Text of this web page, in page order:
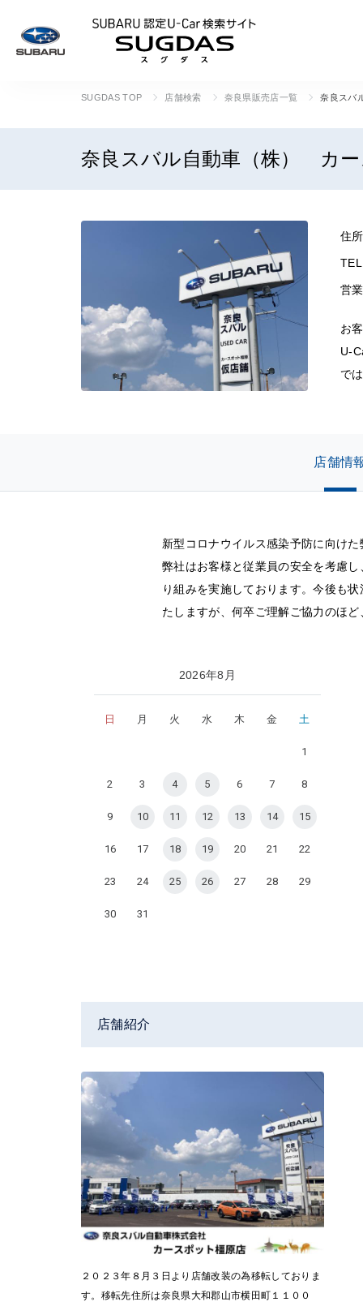
SUGDAS TOP 店舗検索 奈良県販売店一覧 奈良スバ
奈良スバル自動車（株） カ
住所
TEL
営
お
U-
で
店舗情
新型コロナウイルス感染予防に向け
弊社はお客様と従業員の安全を考慮
り組みを実施しております。今後も
たしますが、何卒ご理解ご協力のほ
2026年8月
日 月 火 水 木 金 土
1
2 3 4 5 6 7 8
9 10 11 12 13 14 15
16 17 18 19 20 21 22
23 24 25 26 27 28 29
30 31
店舗紹介
２０２３年８月３日より店舗改装の為移転しておりま
す。移転先住所は奈良県大和郡山市横田町１１００